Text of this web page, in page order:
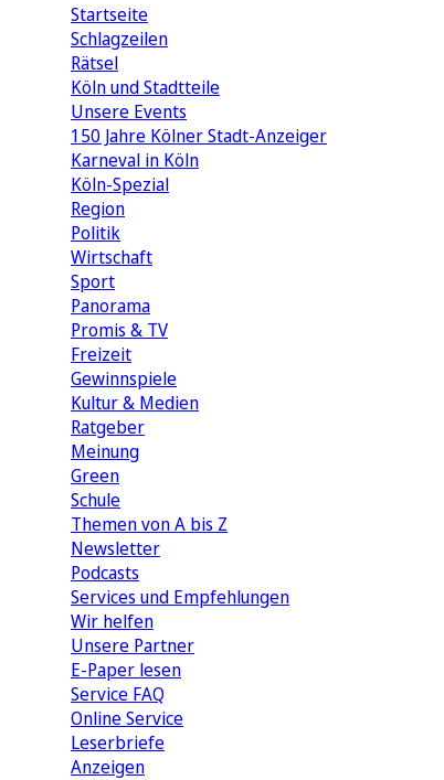
Startseite
Schlagzeilen
Rätsel
Köln und Stadtteile
Unsere Events
150 Jahre Kölner Stadt-Anzeiger
Karneval in Köln
Köln-Spezial
Region
Politik
Wirtschaft
Sport
Panorama
Promis & TV
Freizeit
Gewinnspiele
Kultur & Medien
Ratgeber
Meinung
Green
Schule
Themen von A bis Z
Newsletter
Podcasts
Services und Empfehlungen
Wir helfen
Unsere Partner
E-Paper lesen
Service FAQ
Online Service
Leserbriefe
Anzeigen